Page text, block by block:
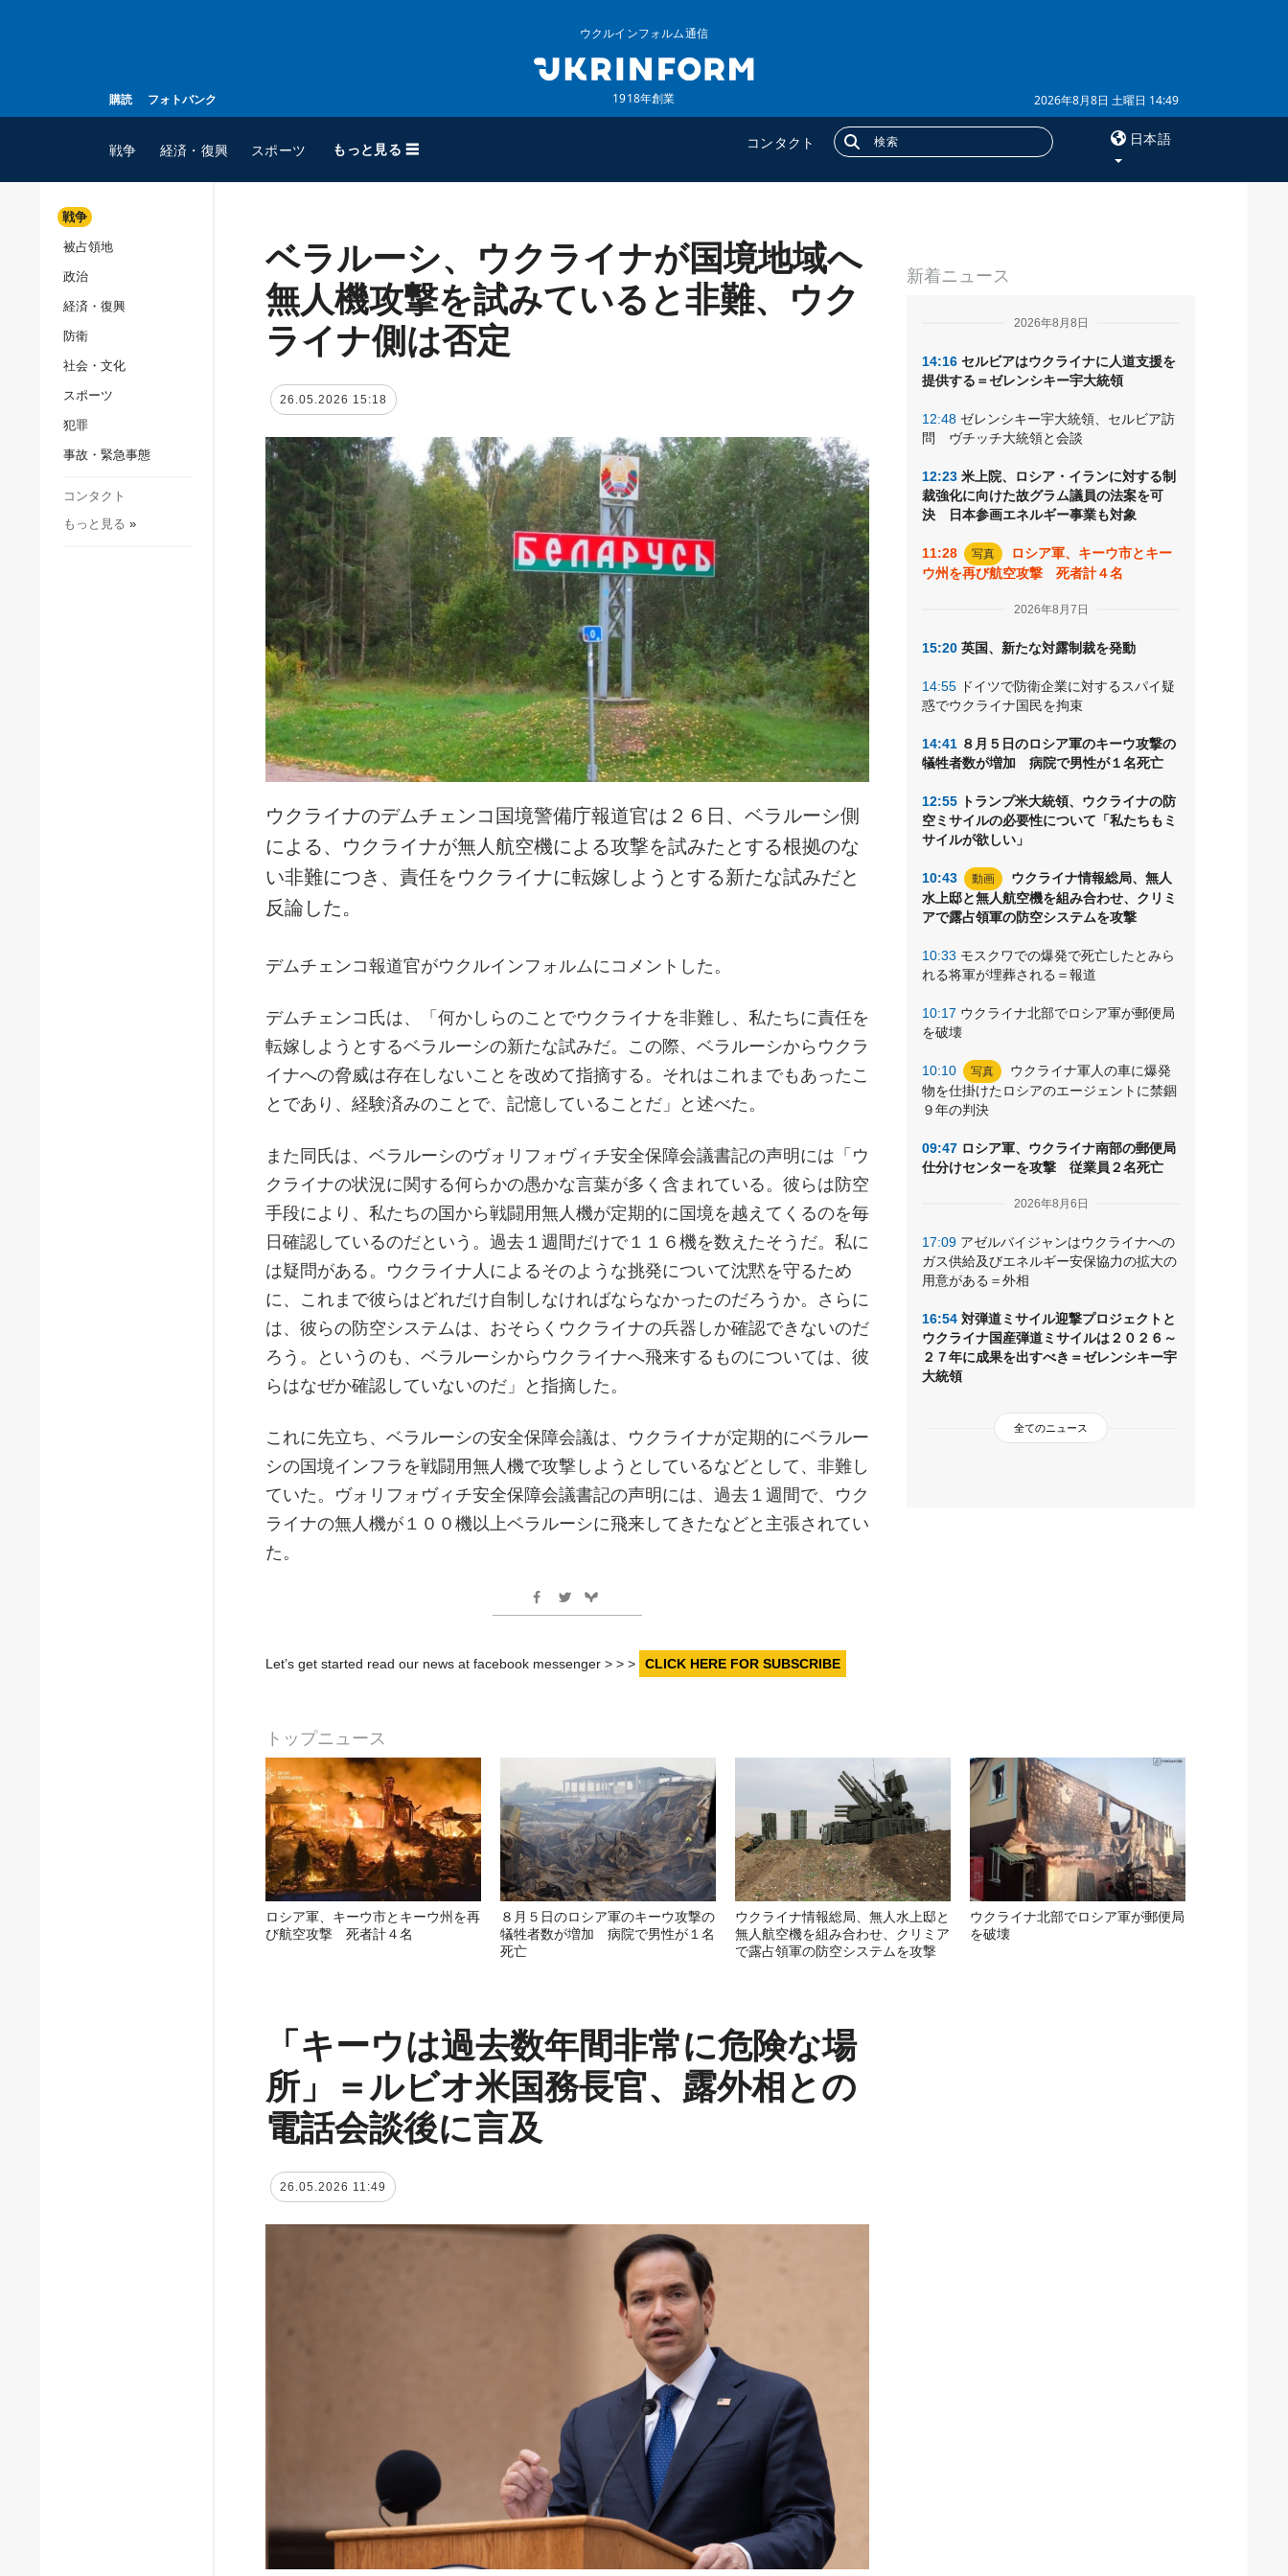
購読 フォトバンク
ウクルインフォルム通信
1918年創業 2026年8月8日 土曜日 14:49
戦争 経済・復興 スポーツ もっと見る ☰ コンタクト 日本語
スポーツ
ウクルインフォルム
ウクルインフォルムについ
て
コンタクト
追加
特集
インタビュー
購読
戦争
被占領地
政治
経済・復興
防衛
社会・文化
スポーツ
犯罪
事故・緊急事態
コンタクト
もっと見る »
新着ニュース
2026年8月8日
14:16 セルビアはウクライナに人道支援を
提供する＝ゼレンシキー宇大統領
12:48 ゼレンシキー宇大統領、セルビア訪
問 ヴチッチ大統領と会談
12:23 米上院、ロシア・イランに対する制
裁強化に向けた故グラム議員の法案を可
決 日本参画エネルギー事業も対象
11:28 写真
ロシア軍、キーウ市とキー
ウ州を再び航空攻撃 死者計４名
2026年8月7日
15:20 英国、新たな対露制裁を発動
14:55 ドイツで防衛企業に対するスパイ疑
惑でウクライナ国民を拘束
14:41 ８月５日のロシア軍のキーウ攻撃の
犠牲者数が増加 病院で男性が１名死亡
12:55 トランプ米大統領、ウクライナの防
空ミサイルの必要性について「私たちもミ
サイルが欲しい」
10:43 動画
ウクライナ情報総局、無人
水上邸と無人航空機を組み合わせ、クリミ
アで露占領軍の防空システムを攻撃
10:33 モスクワでの爆発で死亡したとみら
れる将軍が埋葬される＝報道
10:17 ウクライナ北部でロシア軍が郵便局
を破壊
10:10 写真
ウクライナ軍人の車に爆発
物を仕掛けたロシアのエージェントに禁錮
９年の判決
09:47 ロシア軍、ウクライナ南部の郵便局
仕分けセンターを攻撃 従業員２名死亡
2026年8月6日
17:09 アゼルバイジャンはウクライナへの
ガス供給及びエネルギー安保協力の拡大の
用意がある＝外相
16:54 対弾道ミサイル迎撃プロジェクトと
ウクライナ国産弾道ミサイルは２０２６～
２７年に成果を出すべき＝ゼレンシキー宇
大統領
全てのニュース
ベラルーシ、ウクライナが国境地域へ
無人機攻撃を試みていると非難、ウク
ライナ側は否定
26.05.2026 15:18
ウクライナのデムチェンコ国境警備庁報道官は２６日、ベラルーシ側
による、ウクライナが無人航空機による攻撃を試みたとする根拠のな
い非難につき、責任をウクライナに転嫁しようとする新たな試みだと
反論した。
デムチェンコ報道官がウクルインフォルムにコメントした。
デムチェンコ氏は、「何かしらのことでウクライナを非難し、私たちに責任を
転嫁しようとするベラルーシの新たな試みだ。この際、ベラルーシからウクラ
イナへの脅威は存在しないことを改めて指摘する。それはこれまでもあったこ
とであり、経験済みのことで、記憶していることだ」と述べた。
また同氏は、ベラルーシのヴォリフォヴィチ安全保障会議書記の声明には「ウ
クライナの状況に関する何らかの愚かな言葉が多く含まれている。彼らは防空
手段により、私たちの国から戦闘用無人機が定期的に国境を越えてくるのを毎
日確認しているのだという。過去１週間だけで１１６機を数えたそうだ。私に
は疑問がある。ウクライナ人によるそのような挑発について沈黙を守るため
に、これまで彼らはどれだけ自制しなければならなかったのだろうか。さらに
は、彼らの防空システムは、おそらくウクライナの兵器しか確認できないのだ
ろう。というのも、ベラルーシからウクライナへ飛来するものについては、彼
らはなぜか確認していないのだ」と指摘した。
これに先立ち、ベラルーシの安全保障会議は、ウクライナが定期的にベラルー
シの国境インフラを戦闘用無人機で攻撃しようとしているなどとして、非難し
ていた。ヴォリフォヴィチ安全保障会議書記の声明には、過去１週間で、ウク
ライナの無人機が１００機以上ベラルーシに飛来してきたなどと主張されてい
た。
Let’s get started read our news at facebook messenger > > > CLICK HERE FOR SUBSCRIBE
トップニュース
ロシア軍、キーウ市とキーウ州を再
び航空攻撃 死者計４名
８月５日のロシア軍のキーウ攻撃の
犠牲者数が増加 病院で男性が１名
死亡
ウクライナ情報総局、無人水上邸と
無人航空機を組み合わせ、クリミア
で露占領軍の防空システムを攻撃
ウクライナ北部でロシア軍が郵便局
を破壊
「キーウは過去数年間非常に危険な場
所」＝ルビオ米国務長官、露外相との
電話会談後に言及
26.05.2026 11:49